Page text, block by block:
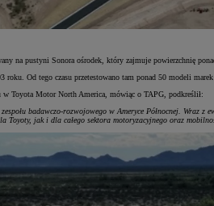
na pustyni Sonora ośrodek, który zajmuje powierzchnię
Od tego czasu przetestowano tam ponad 50 modeli
w Toyota Motor North America, mówiąc o TAPG, podkreślił:
badawczo-rozwojowego w Ameryce Północnej.
Toyoty, jak i dla całego sektora motoryzacyjnego oraz